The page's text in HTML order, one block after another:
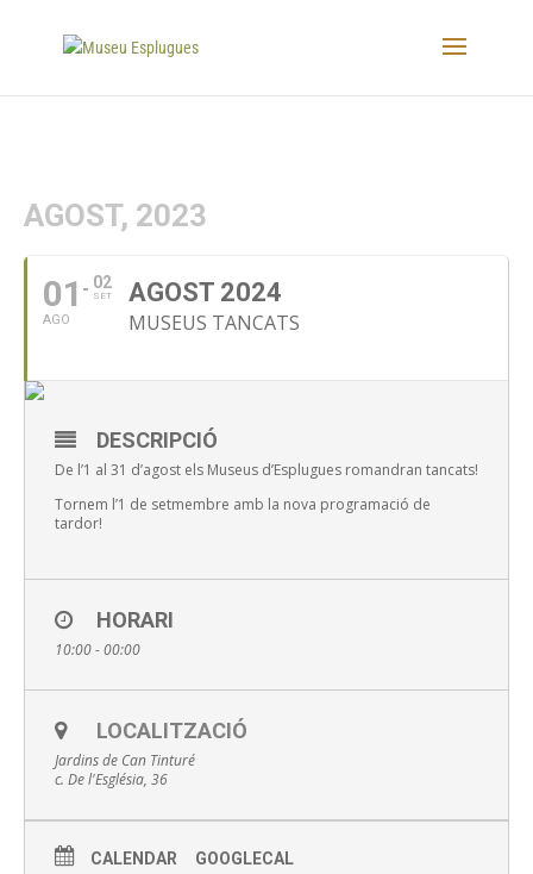
AGOST, 2023
01
AGO
02
SET AGOST 2024
MUSEUS TANCATS
DESCRIPCIÓ
De l’1 al 31 d’agost els Museus d’Esplugues romandran tancats!
Tornem l’1 de setmembre amb la nova programació de
tardor!
HORARI
10:00 - 00:00
LOCALITZACIÓ
Jardins de Can Tinturé
c. De l'Església, 36
CALENDAR GOOGLECAL